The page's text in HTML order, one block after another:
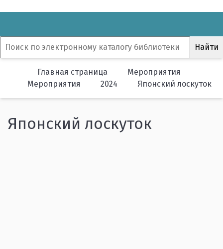
Главная страница
Мероприятия
Мероприятия
2024 Японский лоскуток
Японский лоскуток